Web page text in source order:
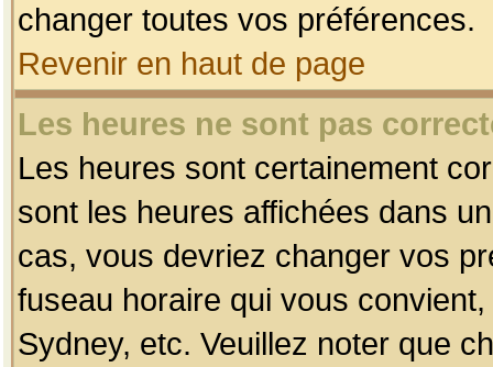
changer toutes vos préférences.
Revenir en haut de page
Les heures ne sont pas
Les heures sont certainement
sont les heures affichées dans
cas, vous devriez changer vos
fuseau horaire qui vous
Sydney, etc. Veuillez noter que